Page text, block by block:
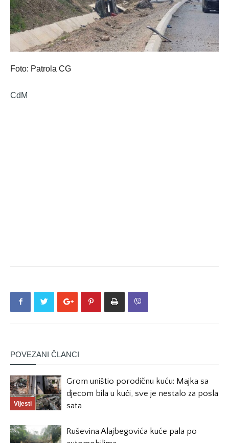
Foto: Patrola CG
CdM
POVEZANI ČLANCI
Vijesti
Grom uništio porodičnu kuću: Majka sa
djecom bila u kući, sve je nestalo za posla
sata
Ruševina Alajbegovića kuće pala po